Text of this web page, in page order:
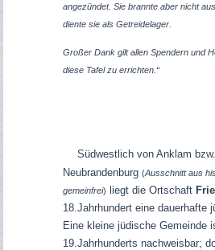
angezündet. Sie brannte aber nicht
diente sie als Getreidelager.
Großer Dank gilt allen Spendern und
diese Tafel zu errichten.“
Südwestlich von Anklam
Neubrandenburg (Ausschnitt aus
gemeinfrei) liegt die Ortschaft
18.Jahrhundert eine dauerhafte
Eine kleine jüdische Gemeinde
19.Jahrhunderts nachweisbar;